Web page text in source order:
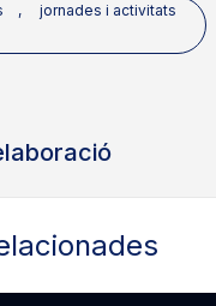
, jornades i activitats